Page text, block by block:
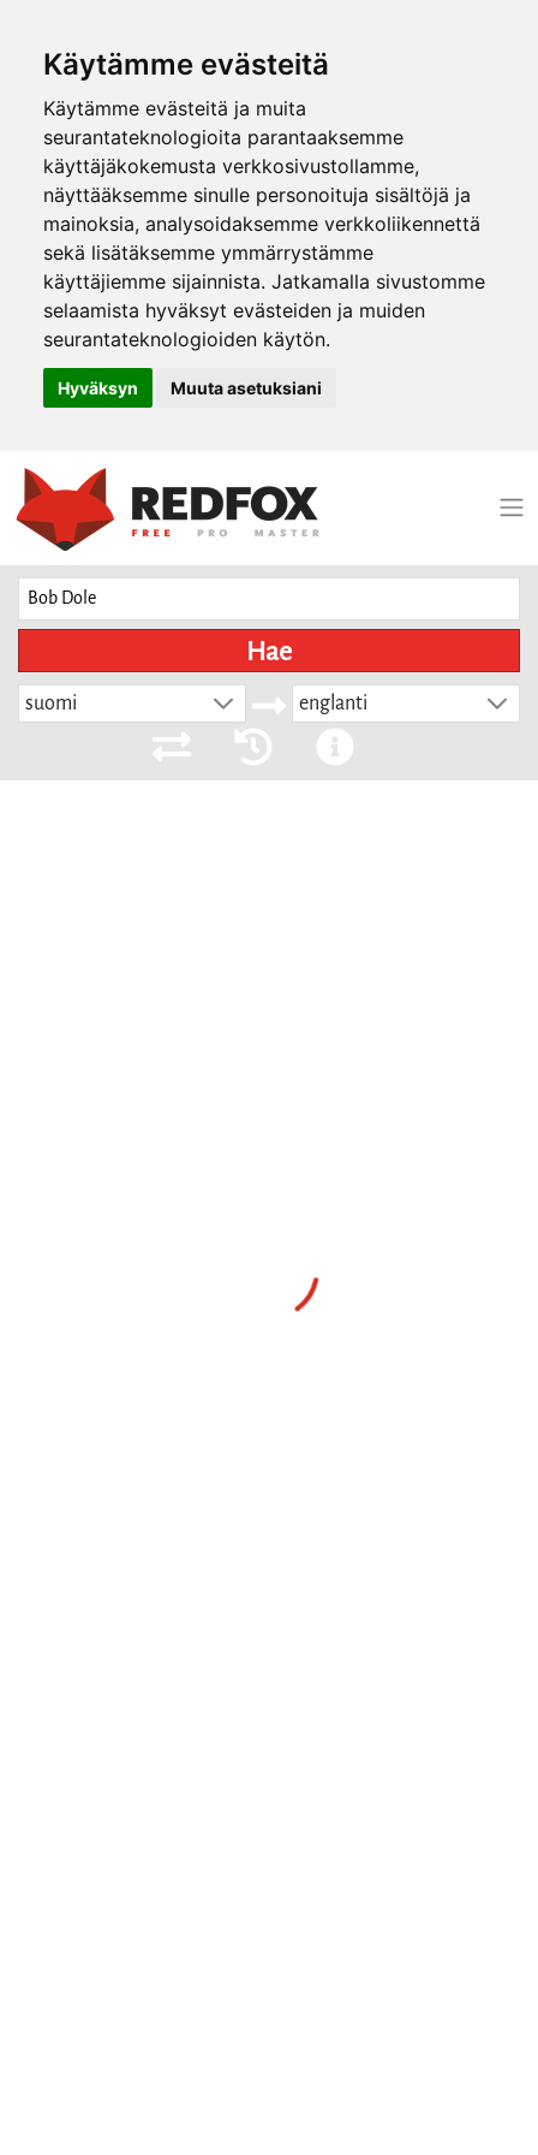
Käytämme evästeitä
Käytämme evästeitä ja muita
seurantateknologioita parantaaksemme
käyttäjäkokemusta verkkosivustollamme,
näyttääksemme sinulle personoituja sisältöjä ja
mainoksia, analysoidaksemme verkkoliikennettä
sekä lisätäksemme ymmärrystämme
käyttäjiemme sijainnista. Jatkamalla sivustomme
selaamista hyväksyt evästeiden ja muiden
seurantateknologioiden käytön.
Hyväksyn Muuta asetuksiani
Hae
suomi englanti